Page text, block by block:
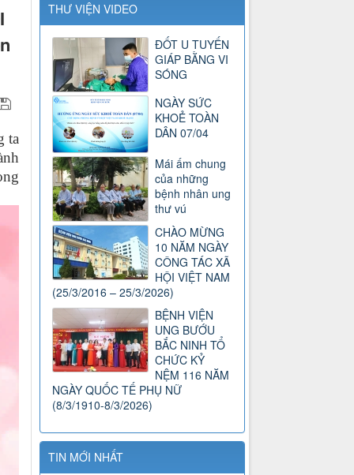
ta
THƯ VIỆN VIDEO
ĐỐT U TUYẾN
GIÁP BẰNG VI
SÓNG
NGÀY SỨC
KHOẺ TOÀN
DÂN 07/04
Mái ấm chung
của những
bệnh nhân ung
thư vú
CHÀO MỪNG
10 NĂM NGÀY
CÔNG TÁC XÃ
HỘI VIỆT NAM
(25/3/2016 – 25/3/2026)
BỆNH VIỆN
UNG BƯỚU
BẮC NINH TỔ
CHỨC KỶ
NỆM 116 NĂM
NGÀY QUỐC TẾ PHỤ NỮ
(8/3/1910-8/3/2026)
TIN MỚI NHẤT